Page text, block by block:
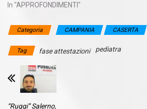
In "APPROFONDIMENTI"
Categoria CAMPANIA CASERTA
Tag fase attestazioni pediatra
“Ruggi” Salerno,